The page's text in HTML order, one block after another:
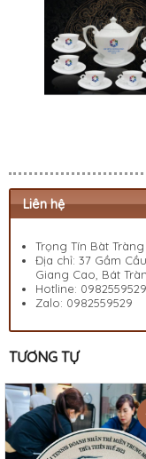
Liên hệ
Trọng Tín Bàt Tràng
Địa chỉ: 37 Gầm
Giang Cao, Bát
Hotline: 0982559529
Zalo: 0982559529
TƯƠNG TỰ